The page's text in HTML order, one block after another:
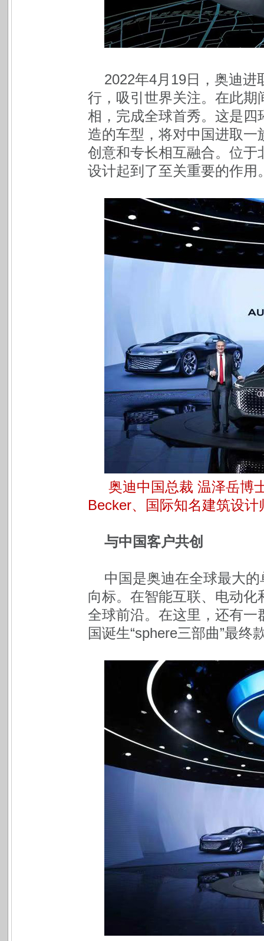
2022年4月19日，奥迪
行，吸引世界关注。在此期
相，完成全球首秀。这是四
造的车型，将对中国进取
创意和专长相互融合。位
设计起到了至关重要的作用
奥迪中国总裁 温泽岳博
Becker、国际知名建筑设计
与中国客户共创
中国是奥迪在全球最大
向标。在智能互联、电动
全球前沿。在这里，还有
国诞生“sphere三部曲”最